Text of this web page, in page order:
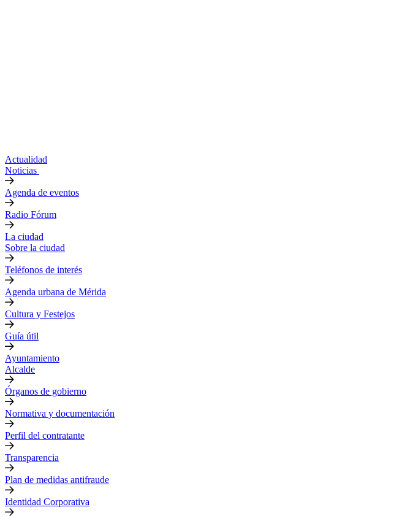
Actualidad
Noticias
Agenda de eventos
Radio Fórum
La ciudad
Sobre la ciudad
Teléfonos de interés
Agenda urbana de Mérida
Cultura y Festejos
Guía útil
Ayuntamiento
Alcalde
Órganos de gobierno
Normativa y documentación
Perfil del contratante
Transparencia
Plan de medidas antifraude
Identidad Corporativa